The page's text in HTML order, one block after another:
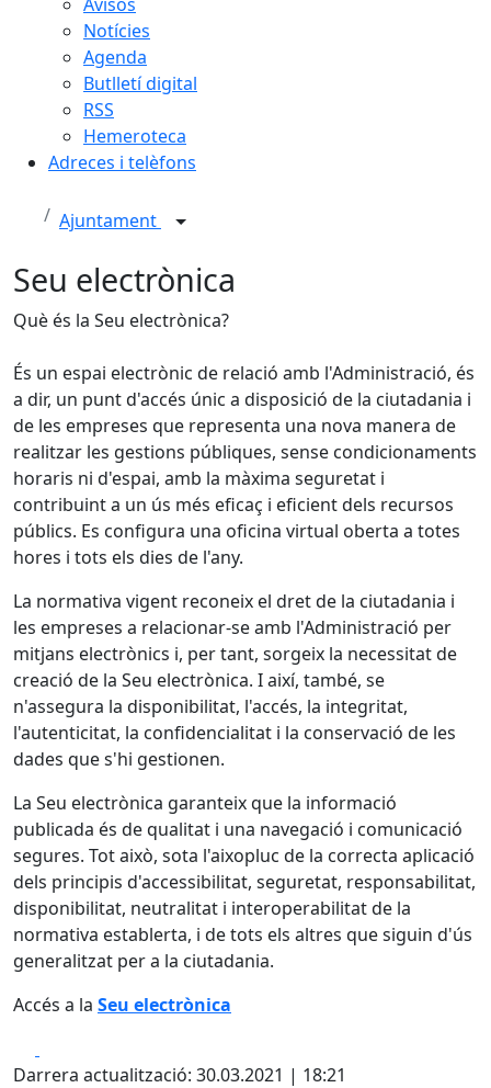
Notícies
Agenda
Butlletí digital
RSS
Hemeroteca
Adreces i telèfons
Ajuntament
Seu electrònica
Què és la Seu electrònica?
És un espai electrònic de relació amb l'Administració, és
a dir, un punt d'accés únic a disposició de la ciutadania i
de les empreses que representa una nova manera de
realitzar les gestions públiques, sense condicionaments
horaris ni d'espai, amb la màxima seguretat i
contribuint a un ús més eficaç i eficient dels recursos
públics. Es configura una oficina virtual oberta a totes
hores i tots els dies de l'any.
La normativa vigent reconeix el dret de la ciutadania i
les empreses a relacionar-se amb l'Administració per
mitjans electrònics i, per tant, sorgeix la necessitat de
creació de la Seu electrònica. I així, també, se
n'assegura la disponibilitat, l'accés, la integritat,
l'autenticitat, la confidencialitat i la conservació de les
dades que s'hi gestionen.
La Seu electrònica garanteix que la informació
publicada és de qualitat i una navegació i comunicació
segures. Tot això, sota l'aixopluc de la correcta aplicació
dels principis d'accessibilitat, seguretat, responsabilitat,
disponibilitat, neutralitat i interoperabilitat de la
normativa establerta, i de tots els altres que siguin d'ús
generalitzat per a la ciutadania.
Accés a la Seu electrònica
Darrera actualització: 30.03.2021 | 18:21